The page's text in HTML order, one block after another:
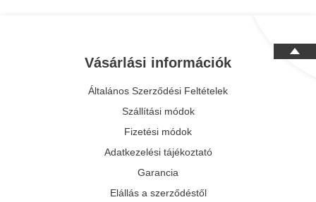
Vásárlási információk
Általános Szerződési Feltételek
Szállítási módok
Fizetési módok
Adatkezelési tájékoztató
Garancia
Elállás a szerződéstől